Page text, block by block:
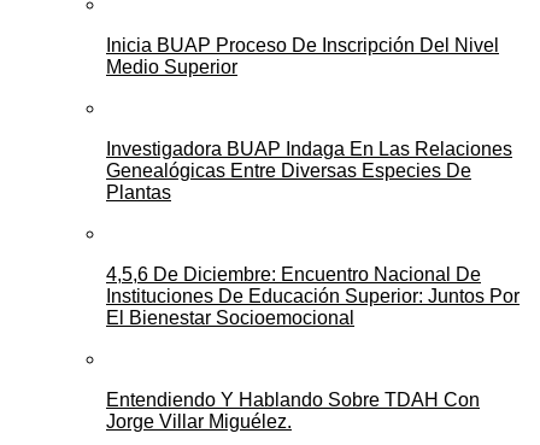
Inicia BUAP Proceso De Inscripción Del Nivel
Medio Superior
Investigadora BUAP Indaga En Las Relaciones
Genealógicas Entre Diversas Especies De
Plantas
4,5,6 De Diciembre: Encuentro Nacional De
Instituciones De Educación Superior: Juntos Por
El Bienestar Socioemocional
Entendiendo Y Hablando Sobre TDAH Con
Jorge Villar Miguélez.